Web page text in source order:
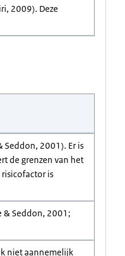
2009). Deze
Seddon, 2001). Er is
de grenzen van het
is
& Seddon, 2001;
niet aannemelijk